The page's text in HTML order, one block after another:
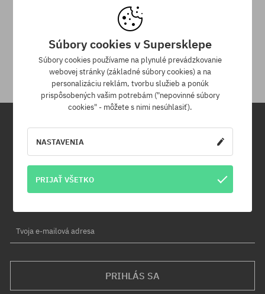
30 dní na vrátenie tovaru
Na vrátenie produktu máš 30 dní od dňa obdržania zásielky.
nových produktoch a propagačných akciách!
Navyše získaš zľavový kód -5 % na celú objednávku!
Tvoja e-mailová adresa
PRIHLÁS SA
Súbory cookies v Supersklepe
Súbory cookies používame na plynulé prevádzkovanie
webovej stránky (základné súbory cookies) a na
personalizáciu reklám, tvorbu služieb a ponúk
prispôsobených vašim potrebám ("nepovinné súbory
cookies" - môžete s nimi nesúhlasiť).
NASTAVENIA
PRIJAŤ VŠETKO